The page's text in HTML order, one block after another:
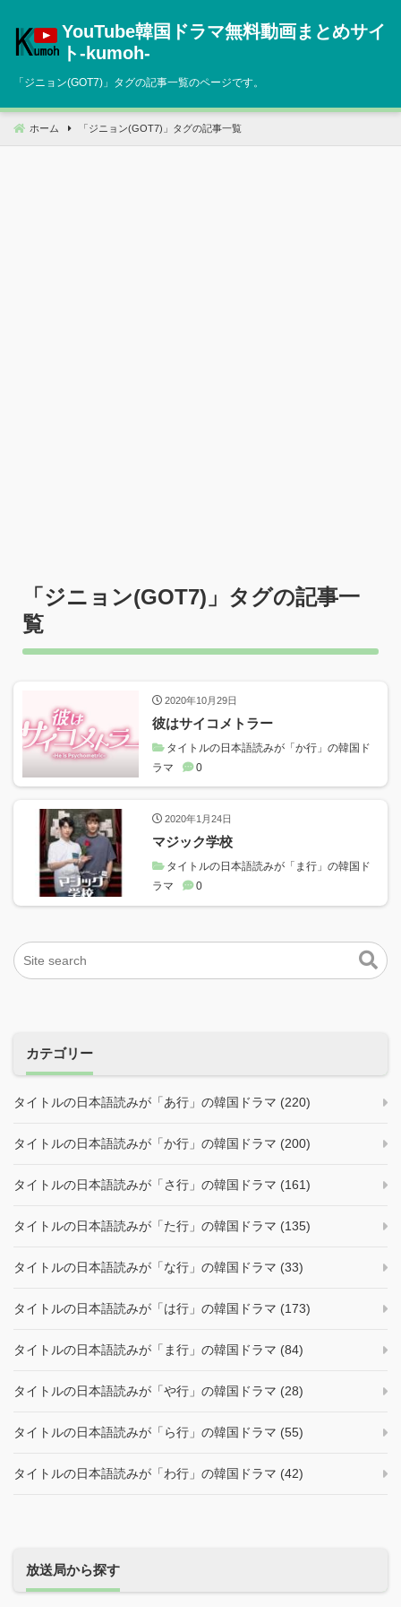
へ
動
YouTube韓国ドラマ無料動画まとめサイ
ト‐kumoh‐
「ジニョン(GOT7) 」タグの記事一覧のページです。
ホーム 「 ジニョン(GOT7) 」タグの記事一覧
「ジニョン(GOT7) 」タグの記事一
覧
2020年10月29日
彼はサイコメトラー
タイトルの日本語読みが「か行」の韓国ド
ラマ
0
2020年1月24日
マジック学校
タイトルの日本語読みが「ま行」の韓国ド
ラマ
0
カテゴリー
タイトルの日本語読みが「あ行」の韓国ドラマ (220)
タイトルの日本語読みが「か行」の韓国ドラマ (200)
タイトルの日本語読みが「さ行」の韓国ドラマ (161)
タイトルの日本語読みが「た行」の韓国ドラマ (135)
タイトルの日本語読みが「な行」の韓国ドラマ (33)
タイトルの日本語読みが「は行」の韓国ドラマ (173)
タイトルの日本語読みが「ま行」の韓国ドラマ (84)
タイトルの日本語読みが「や行」の韓国ドラマ (28)
タイトルの日本語読みが「ら行」の韓国ドラマ (55)
タイトルの日本語読みが「わ行」の韓国ドラマ (42)
放送局から探す